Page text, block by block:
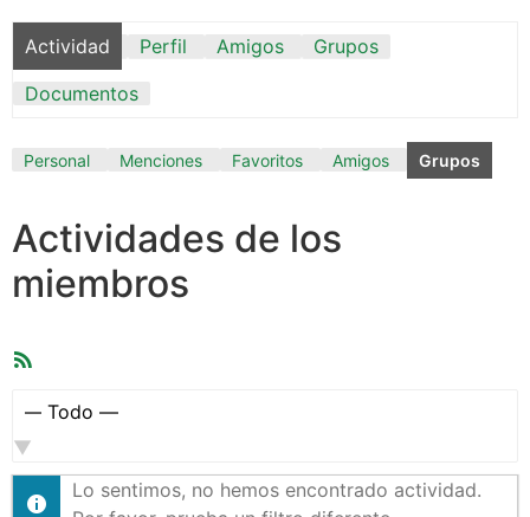
Actividad Perfil Amigos
Grupos
Documentos
Personal Menciones Favoritos Amigos Grupos
Actividades de los
miembros
Mostrar:
Lo sentimos, no hemos encontrado actividad.